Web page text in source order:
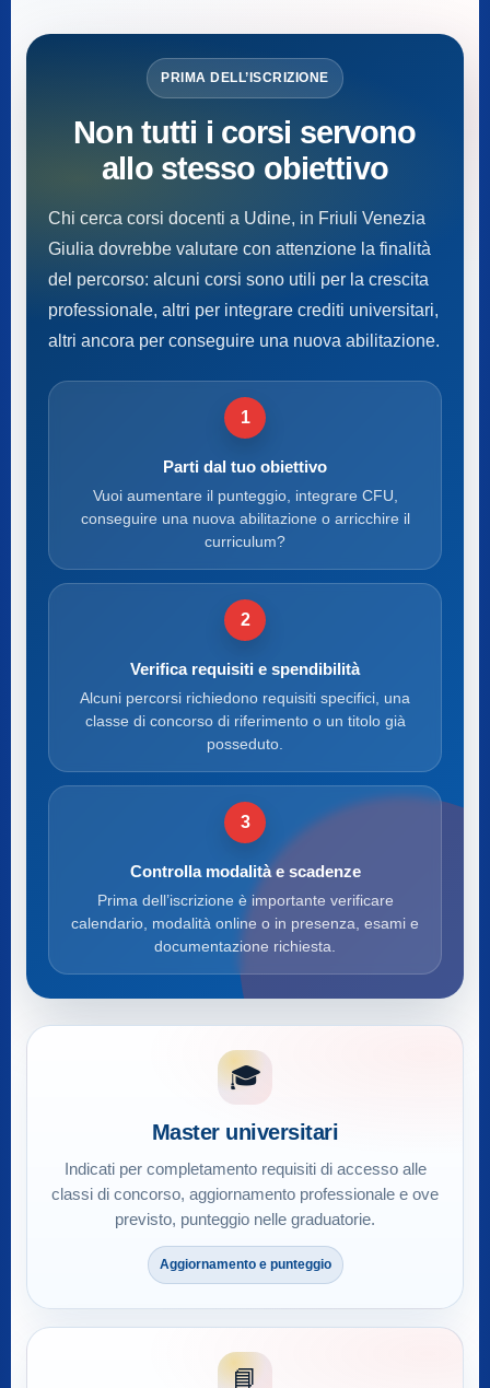
PRIMA DELL’ISCRIZIONE
Non tutti i corsi servono
allo stesso obiettivo
Chi cerca corsi docenti a Udine, in Friuli Venezia
Giulia dovrebbe valutare con attenzione la finalità
del percorso: alcuni corsi sono utili per la crescita
professionale, altri per integrare crediti universitari,
altri ancora per conseguire una nuova abilitazione.
1
Parti dal tuo obiettivo
Vuoi aumentare il punteggio, integrare CFU,
conseguire una nuova abilitazione o arricchire il
curriculum?
2
Verifica requisiti e spendibilità
Alcuni percorsi richiedono requisiti specifici, una
classe di concorso di riferimento o un titolo già
posseduto.
3
Controlla modalità e scadenze
Prima dell’iscrizione è importante verificare
calendario, modalità online o in presenza, esami e
documentazione richiesta.
🎓
Master universitari
Indicati per completamento requisiti di accesso alle
classi di concorso, aggiornamento professionale e ove
previsto, punteggio nelle graduatorie.
Aggiornamento e punteggio
📘